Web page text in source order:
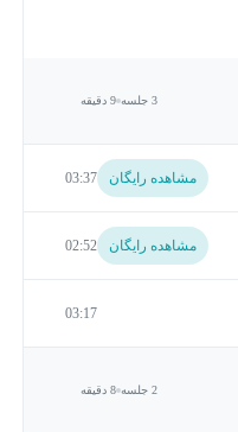
3 جلسه 9 دقیقه
مشاهده رایگان 03:37
مشاهده رایگان 02:52
03:17
2 جلسه 8 دقیقه